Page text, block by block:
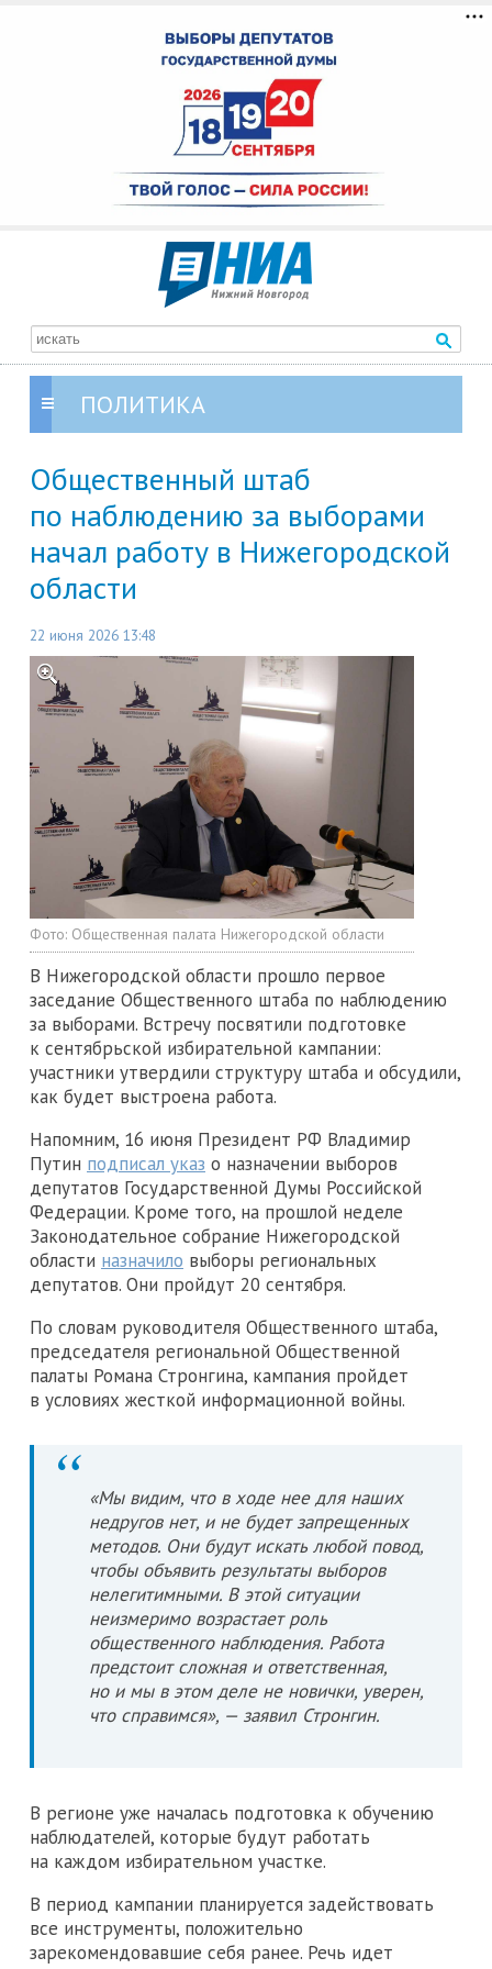
ПОЛИТИКА
Общественный штаб
по наблюдению за выборами
начал работу в Нижегородской
области
22 июня 2026 13:48
Фото: Общественная палата Нижегородской области
В Нижегородской области прошло первое
заседание Общественного штаба по наблюдению
за выборами. Встречу посвятили подготовке
к сентябрьской избирательной кампании:
участники утвердили структуру штаба и обсудили,
как будет выстроена работа.
Напомним, 16 июня Президент РФ Владимир
Путин подписал указ о назначении выборов
депутатов Государственной Думы Российской
Федерации. Кроме того, на прошлой неделе
Законодательное собрание Нижегородской
области назначило выборы региональных
депутатов. Они пройдут 20 сентября.
По словам руководителя Общественного штаба,
председателя региональной Общественной
палаты Романа Стронгина, кампания пройдет
в условиях жесткой информационной войны.
«Мы видим, что в ходе нее для наших
недругов нет, и не будет запрещенных
методов. Они будут искать любой повод,
чтобы объявить результаты выборов
нелегитимными. В этой ситуации
неизмеримо возрастает роль
общественного наблюдения. Работа
предстоит сложная и ответственная,
но и мы в этом деле не новички, уверен,
что справимся», — заявил Стронгин.
В регионе уже началась подготовка к обучению
наблюдателей, которые будут работать
на каждом избирательном участке.
В период кампании планируется задействовать
все инструменты, положительно
зарекомендовавшие себя ранее. Речь идет